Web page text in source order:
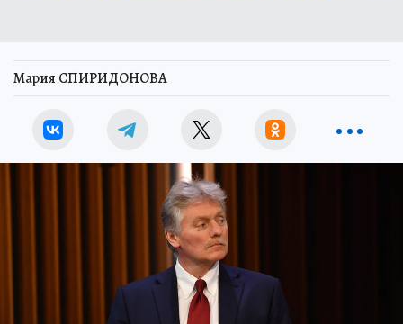
Мария СПИРИДОНОВА